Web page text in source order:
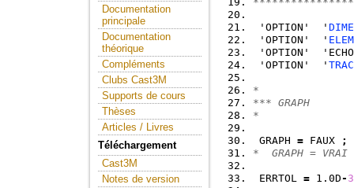
Documentation
principale
Documentation
théorique
Compléments
Clubs Cast3M
Supports de cours
Thèses
Articles / Livres
Téléchargement
Cast3M
Notes de version
'OPTION'  ' DIME
'OPTION'  ' ELEM
'OPTION'
'OPTION'  ' TRAC
*
*** GRAPH
*
GRAPH = FAUX
;
*  GRAPH =
ERRTOL = 1.0D- 3